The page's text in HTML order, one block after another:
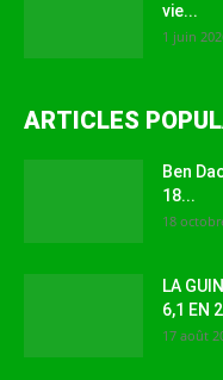
vie...
1 juin
ARTICLES
Ben
18...
18
LA
6,1 EN
17 août